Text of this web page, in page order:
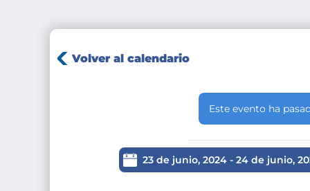
Volver al calendario
Este evento ha
23 de junio, 2024 - 24 de junio,